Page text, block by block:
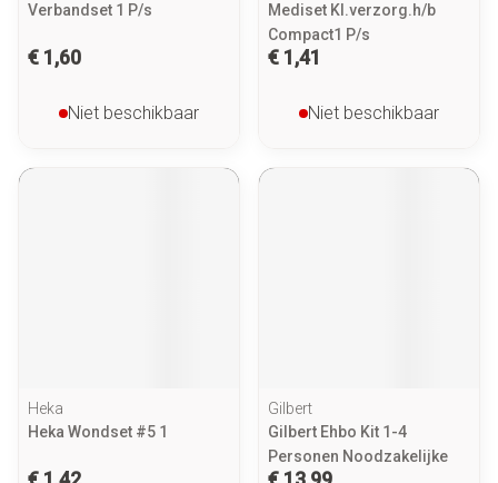
Verbandset 1 P/s
€ 1,60
Niet beschikbaar
Mediset Kl.verzorg.h/b
Compact1 P/s
€ 1,41
Niet beschikbaar
Heka
Heka Wondset #5 1
Gilbert
Gilbert Ehbo Kit 1-4
Personen Noodzakelijke